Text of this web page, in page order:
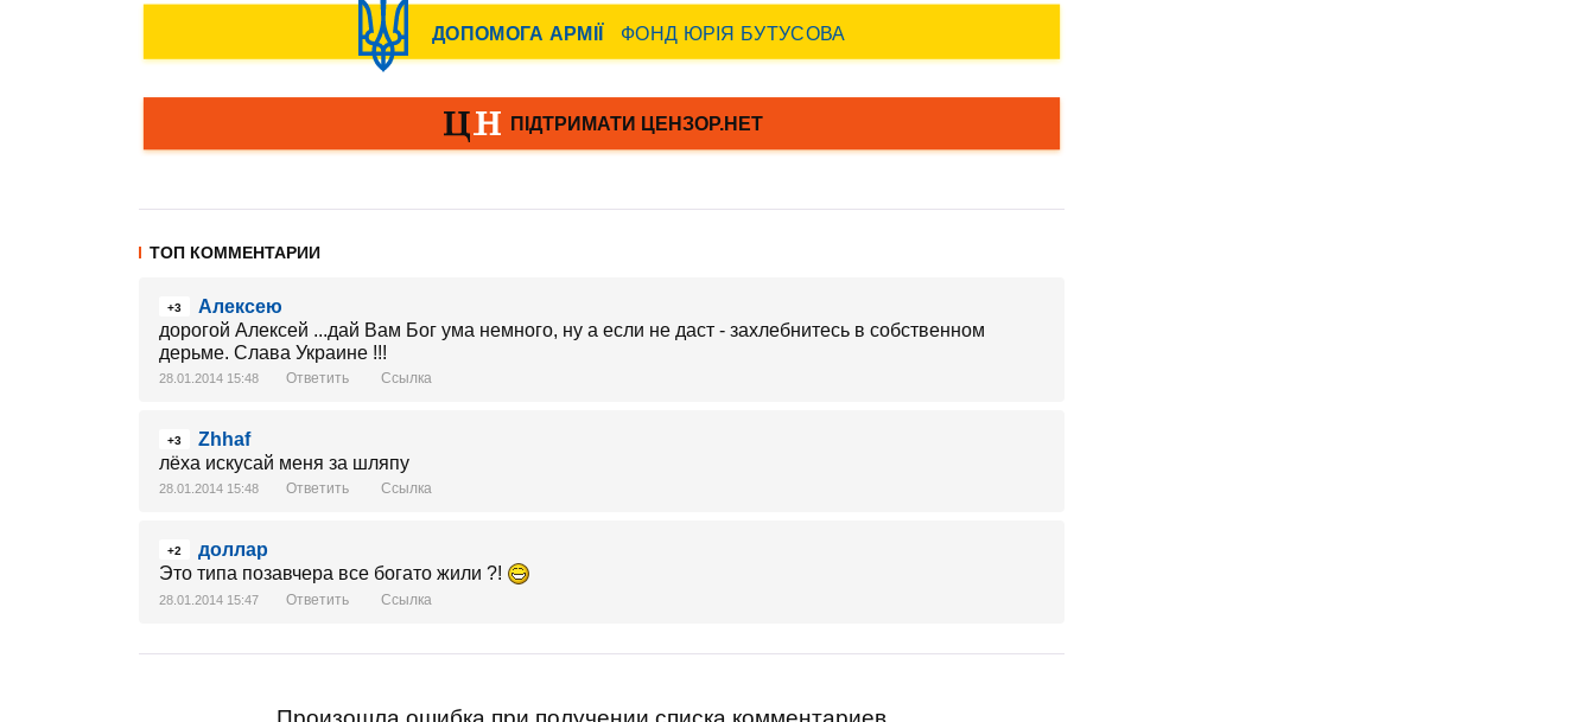
ТОП КОММЕНТАРИИ
+3
Алексею
дорогой Алексей ...дай Вам Бог ума немного, ну а если не даст - захлебнитесь в собственном
дерьме. Слава Украине !!!
28.01.2014 15:48 Ответить Ссылка
+3
Zhhaf
лёха искусай меня за шляпу
28.01.2014 15:48 Ответить Ссылка
+2
доллар
Это типа позавчера все богато жили ?!
28.01.2014 15:47 Ответить Ссылка